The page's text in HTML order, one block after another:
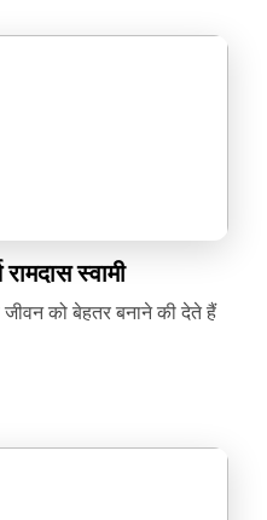
स्वामी
जीवन को बेहतर बनाने की देते हैं